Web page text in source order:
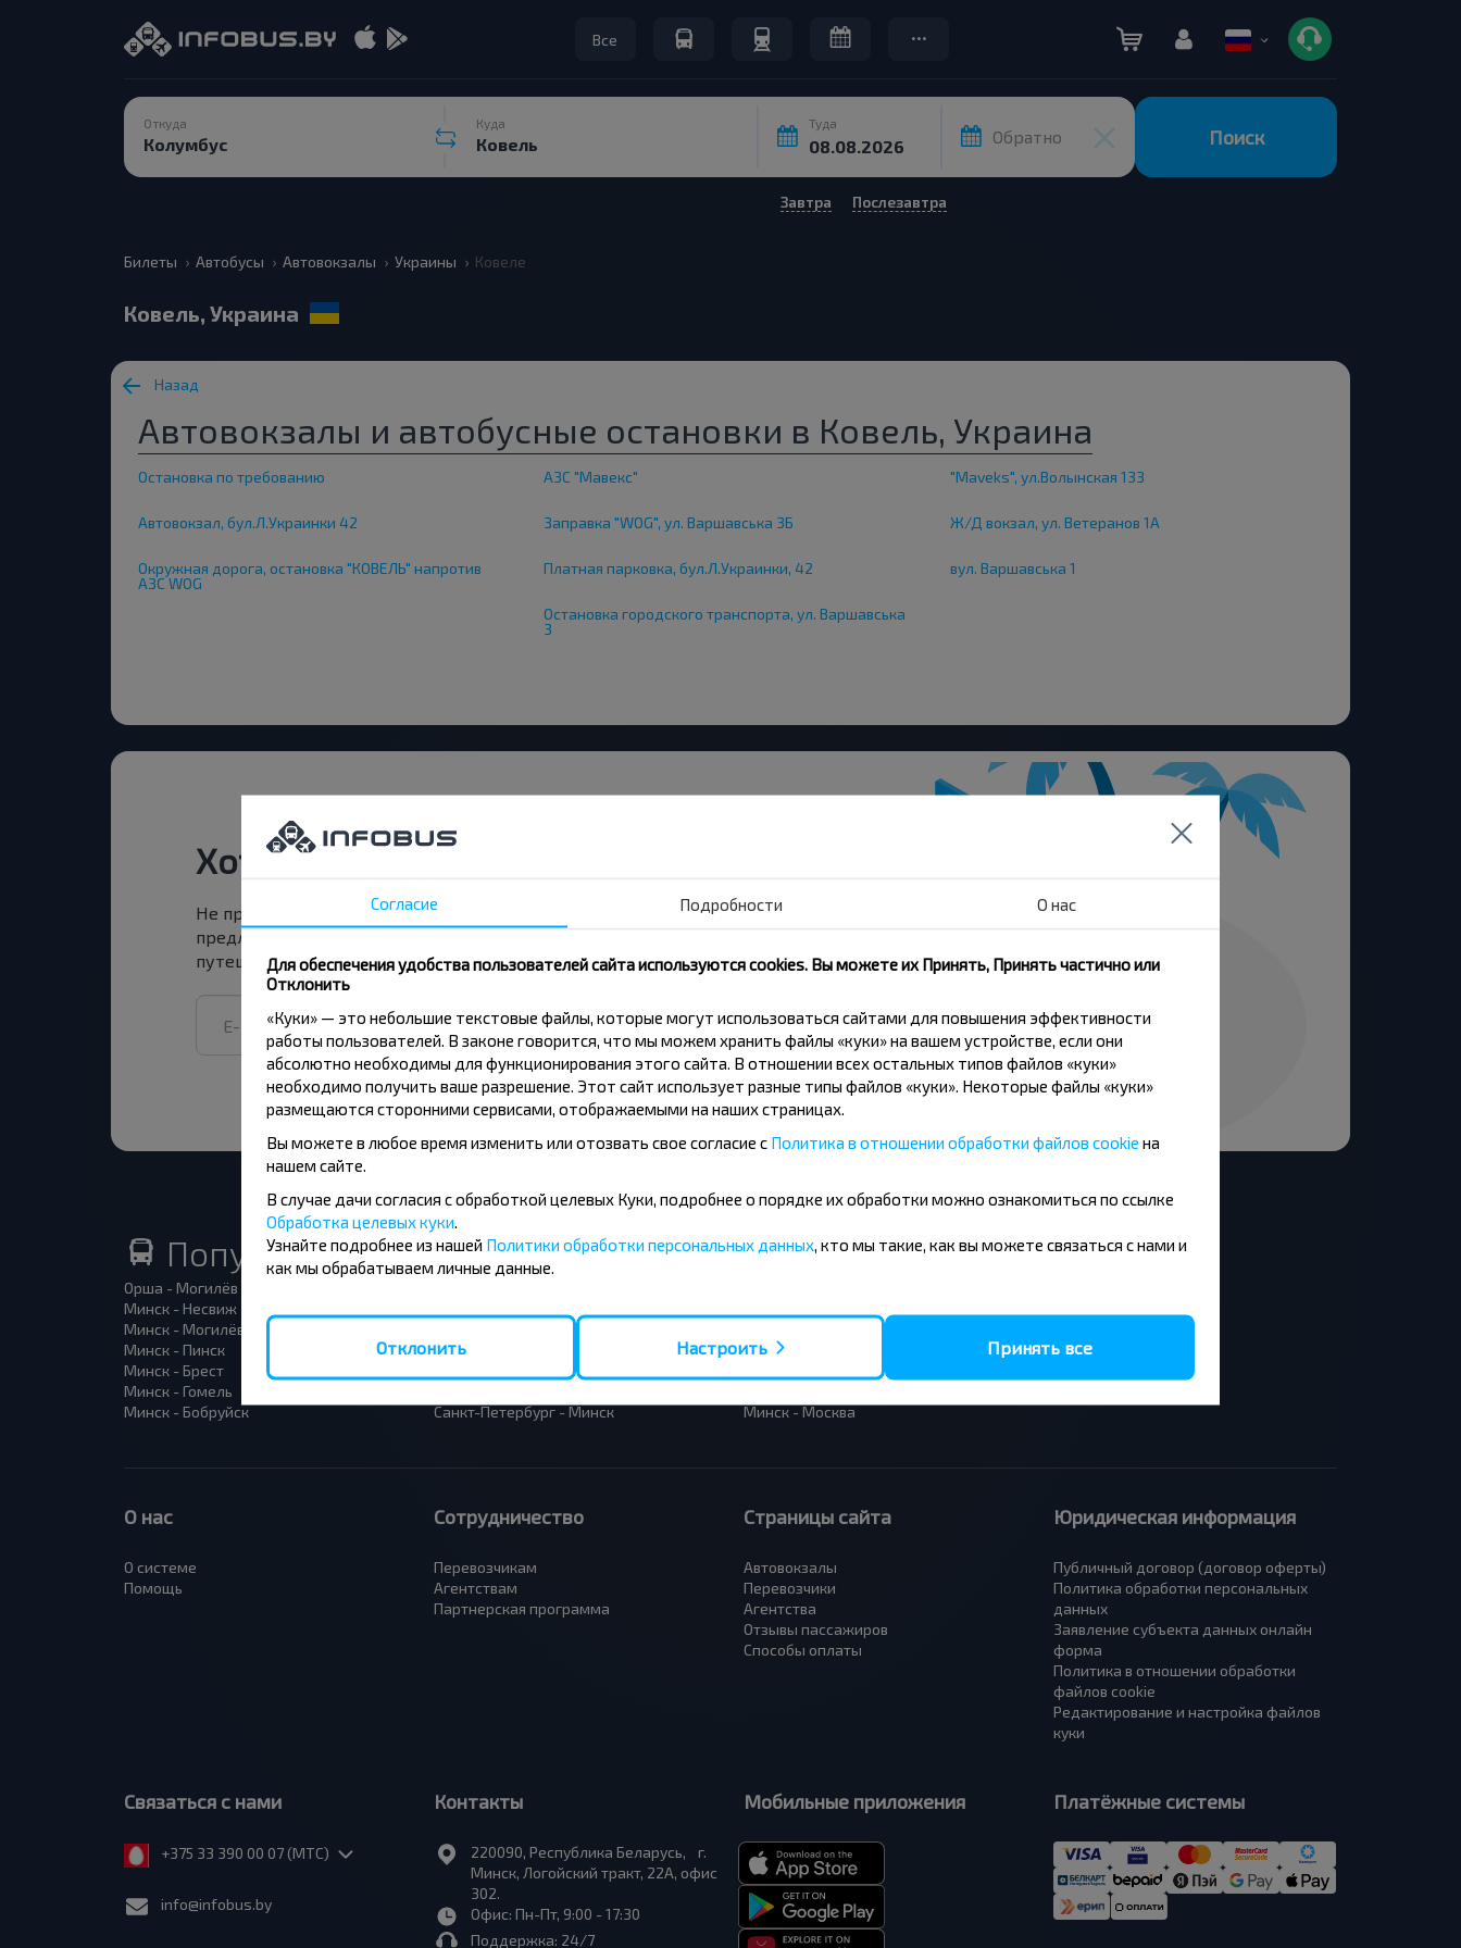
Все
Откуда Куда Туда
Обратно Поиск
Завтра Послезавтра
Билеты Автобусы Автовокзалы Украины Ковеле
Ковель, Украина
Назад
Автовокзалы и автобусные остановки в Ковель, Украина
Остановка по требованию АЗС "Мавекс" "Maveks", ул.Волынская 133
Автовокзал, бул.Л.Украинки 42 Заправка "WOG", ул. Варшавська 3Б Ж/Д вокзал, ул. Ветеранов 1А
Окружная дорога, остановка "КОВЕЛЬ" напротив
АЗС WOG
Платная парковка, бул.Л.Украинки, 42 вул. Варшавська 1
Остановка городского транспорта, ул. Варшавська
3
Хотите путешествовать дешевле?
Не пропусти специальные акции, скидки и другие интересные
предложения INFOBUS. Подпишись на получение новостей и
путешествуй с нами дешевле!
Подписаться
Популярные автобусные направления
Орша - Могилёв
Минск - Несвиж
Минск - Могилёв
Минск - Пинск
Минск - Брест
Минск - Гомель
Минск - Бобруйск
Брест - Беловежская Пуща
Санкт-Петербург - Минск
Москва - Брест
Минск - Москва
Брест - Варшава
О нас
О системе
Помощь
Сотрудничество
Перевозчикам
Агентствам
Партнерская программа
Страницы сайта
Автовокзалы
Перевозчики
Агентства
Отзывы пассажиров
Способы оплаты
Юридическая информация
Публичный договор (договор оферты)
Политика обработки персональных
данных
Заявление субъекта данных онлайн
форма
Политика в отношении обработки
файлов cookie
Редактирование и настройка файлов
куки
Связаться с нами
+375 33 390 00 07 (МТС)
info@infobus.by
Контакты
220090, Республика Беларусь, г.
Минск, Логойский тракт, 22А, офис
302.
Офис: Пн-Пт, 9:00 - 17:30
Поддержка: 24/7
Мобильные приложения Платёжные системы
Согласие Подробности О нас
Для обеспечения удобства пользователей сайта используются cookies. Вы можете их Принять, Принять частично или
Отклонить
«Куки» — это небольшие текстовые файлы, которые могут использоваться сайтами для повышения эффективности
работы пользователей. В законе говорится, что мы можем хранить файлы «куки» на вашем устройстве, если они
абсолютно необходимы для функционирования этого сайта. В отношении всех остальных типов файлов «куки»
необходимо получить ваше разрешение. Этот сайт использует разные типы файлов «куки». Некоторые файлы «куки»
размещаются сторонними сервисами, отображаемыми на наших страницах.
Вы можете в любое время изменить или отозвать свое согласие с Политика в отношении обработки файлов cookie на
нашем сайте.
В случае дачи согласия с обработкой целевых Куки, подробнее о порядке их обработки можно ознакомиться по ссылке
Обработка целевых куки
Узнайте подробнее из нашей Политики обработки персональных данных , кто мы такие, как вы можете связаться с нами и
как мы обрабатываем личные данные.
Отклонить Настроить Принять все